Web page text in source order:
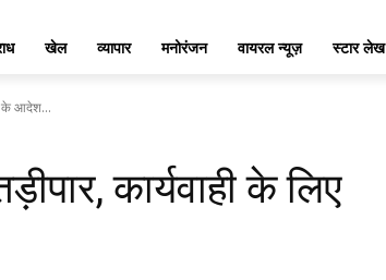
खेल व्यापार मनोरंजन वायरल न्यूज़ स्टार लेख
के आदेश...
कार्यवाही के लिए